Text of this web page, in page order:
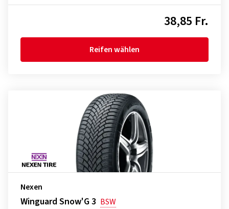
38,85 Fr.
Reifen wählen
Nexen
Winguard Snow'G 3 BSW